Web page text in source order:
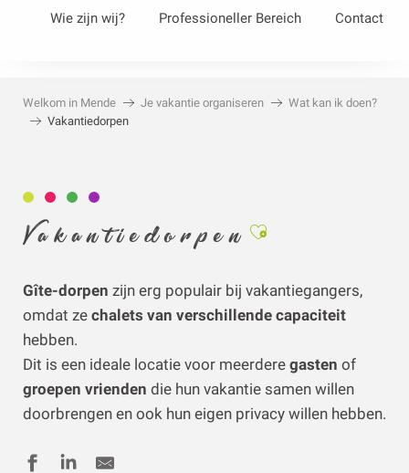
Wie zijn wij? Professioneller Bereich Contact
Welkom in Mende Je vakantie organiseren
Wat kan ik doen?
Vakantiedorpen
Vakantiedorpen Ajouter aux
Gîte-dorpen zijn erg populair bij vakantiegangers,
omdat ze chalets van verschillende capaciteit
hebben.
Dit is een ideale locatie voor meerdere gasten of
groepen vrienden die hun vakantie samen willen
doorbrengen en ook hun eigen privacy willen hebben.